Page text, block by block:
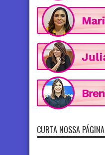
CURTA NOSSA PÁGINA